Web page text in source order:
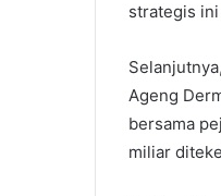
strategis
Ageng
bersama
miliar